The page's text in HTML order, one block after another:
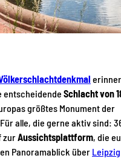
entscheidende Schlacht von
größtes Monument der
alle, die gerne aktiv sind:
zurAussichtsplattform, die
Panoramablick über Leipzig